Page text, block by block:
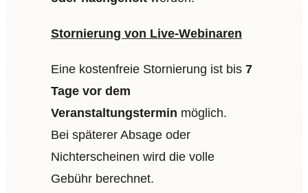
Stornierung von Live-Webinaren
Eine kostenfreie Stornierung ist bis 7
Tage vor dem
Veranstaltungstermin möglich.
Bei späterer Absage oder
Nichterscheinen wird die volle
Gebühr berechnet.